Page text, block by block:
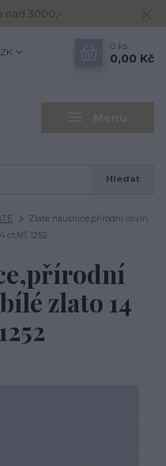
nad 3000,-
Menu
Hledat
0 ks
0,00 Kč
Zlaté náušnice,přírodní olivín,
ct,NŠ 1252
zlato 14